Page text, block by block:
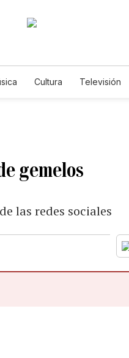
Cultura Televisión
gemelos
las redes sociales